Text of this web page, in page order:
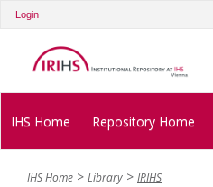
Login
IHS Home Repository Home
IHS Home Library IRIHS